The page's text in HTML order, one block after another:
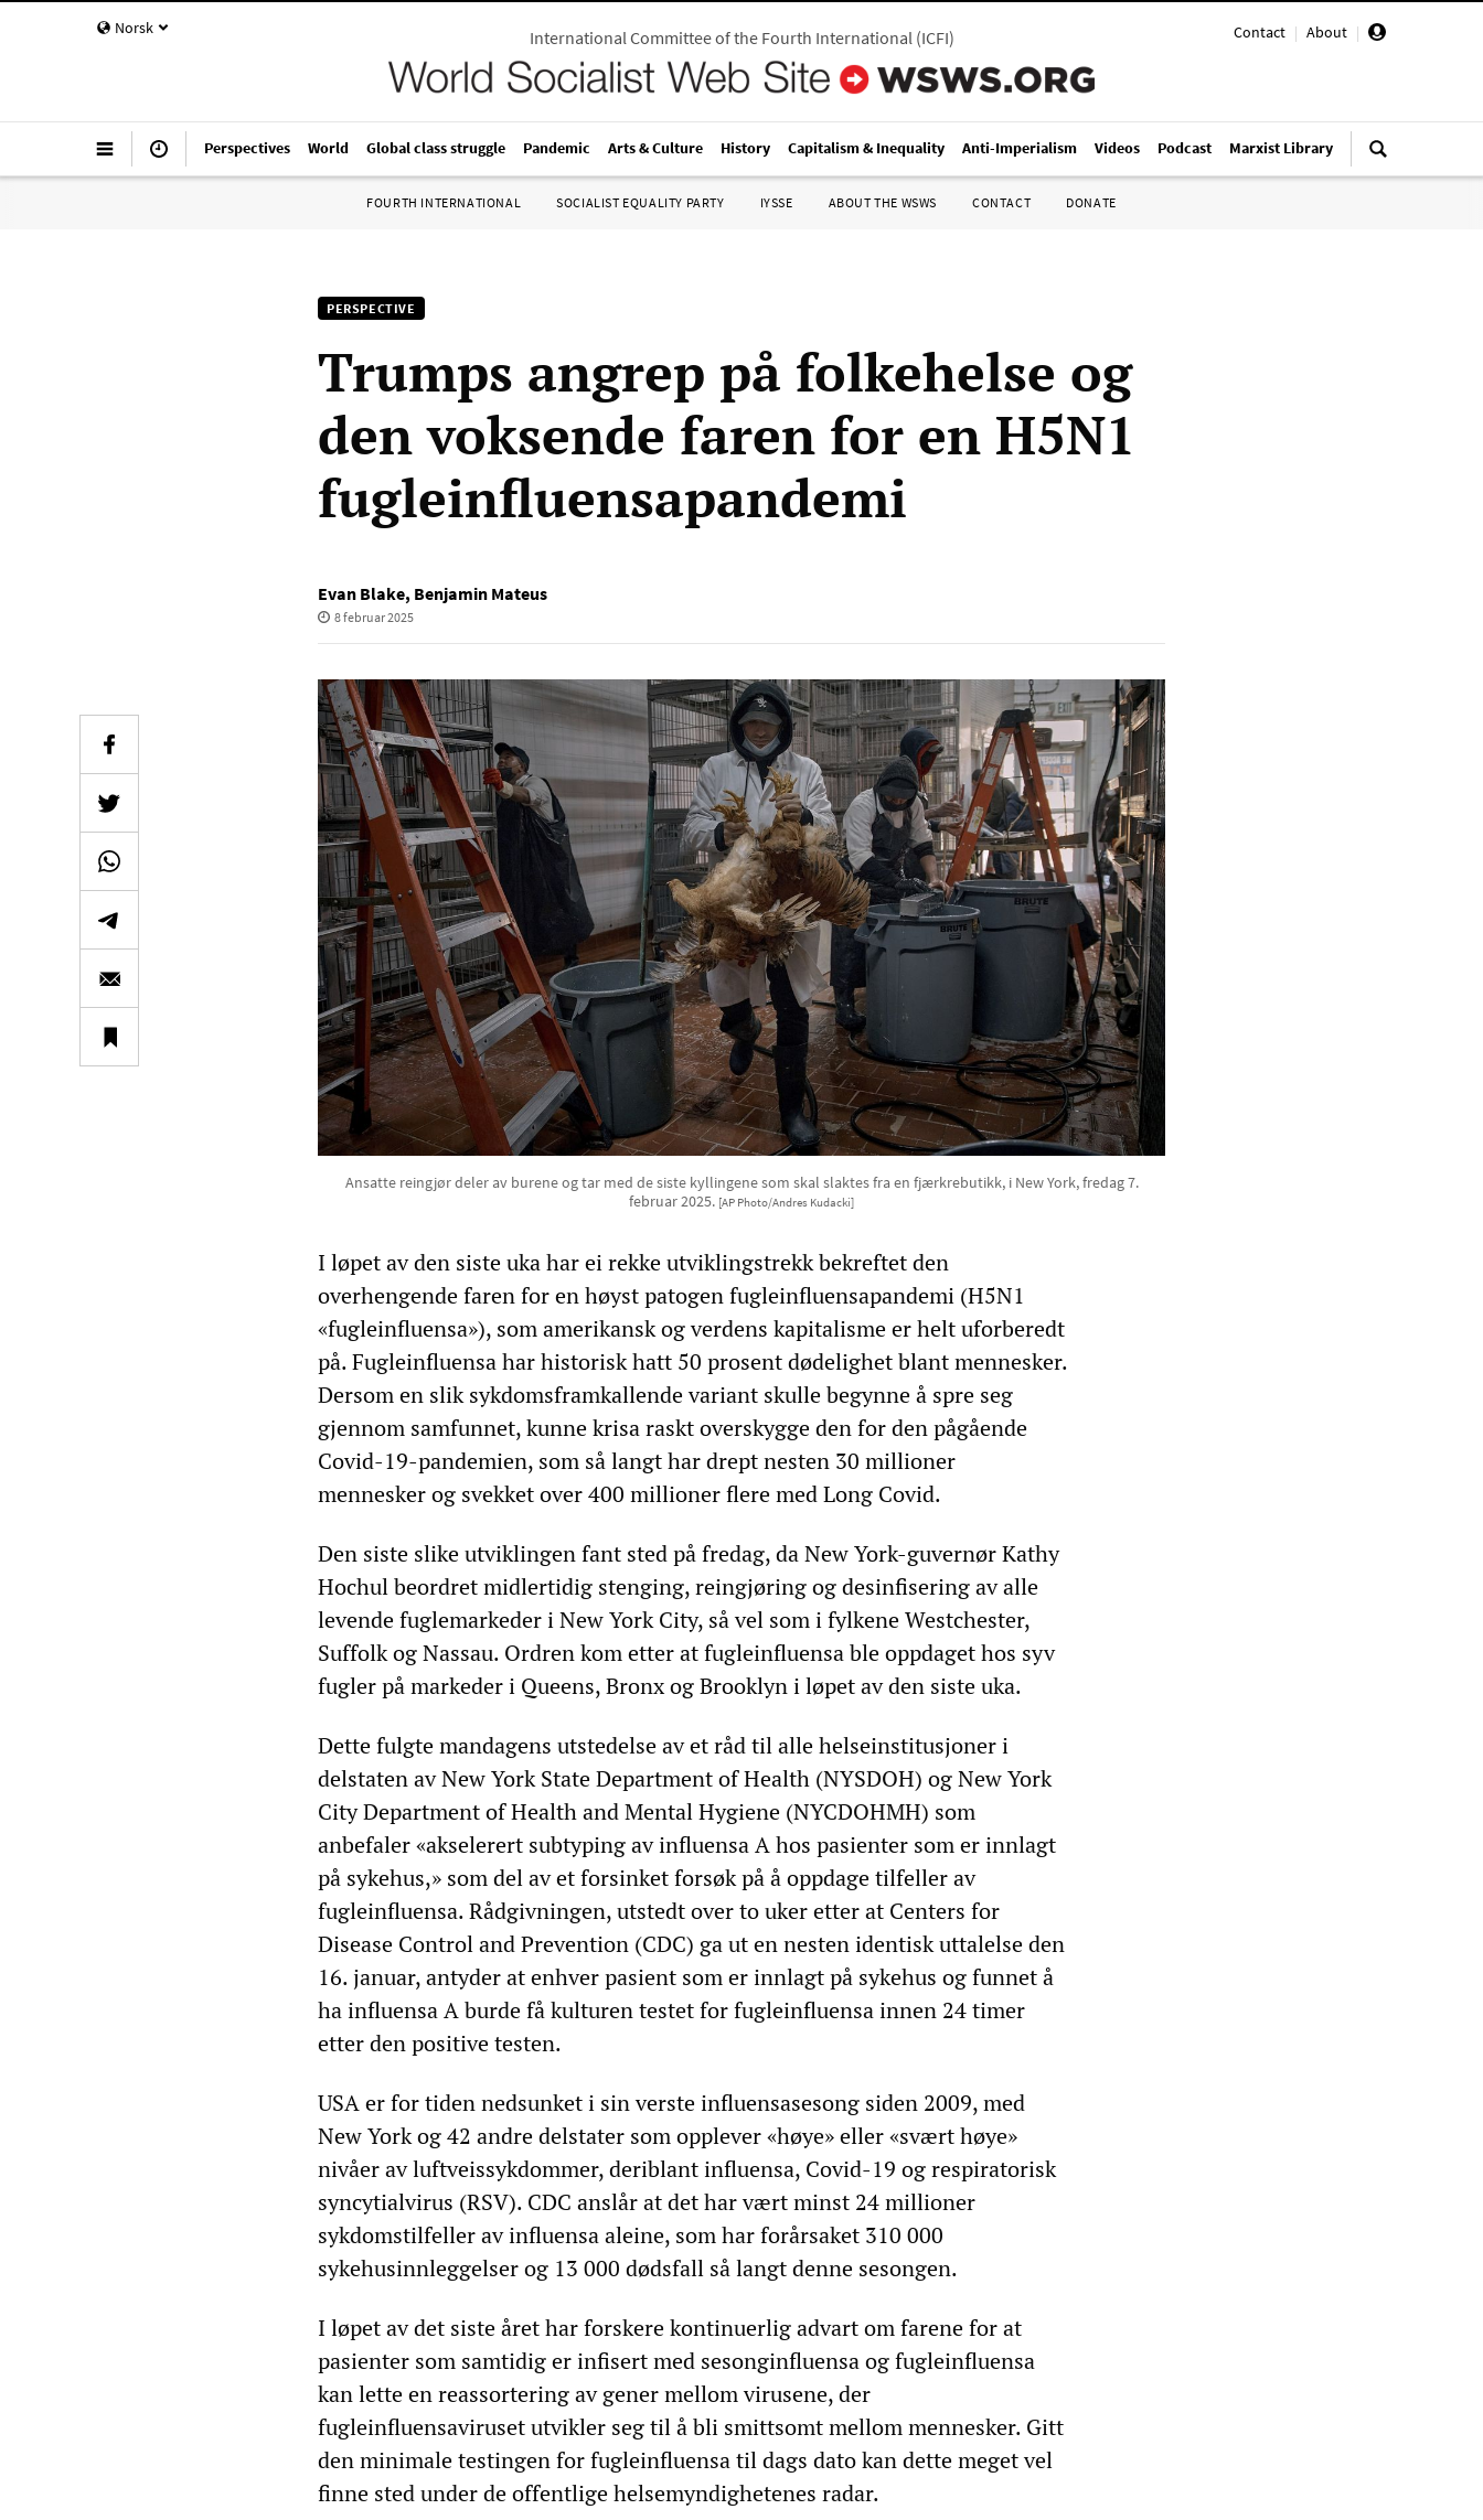
Norsk Contact | About |
International Committee of the Fourth International(ICFI)
Perspectives World Global class struggle Pandemic Arts & Culture History Capitalism & Inequality Anti-Imperialism Videos Podcast Marxist Library
FOURTH INTERNATIONAL SOCIALIST EQUALITY PARTY IYSSE ABOUT THE WSWS CONTACT DONATE
PERSPECTIVE
Trumps angrep på folkehelse og
den voksende faren for en H5N1
fugleinfluensapandemi
Evan Blake, Benjamin Mateus
8 februar 2025
Ansatte reingjør deler av burene og tar med de siste kyllingene som skal slaktes fra en fjærkrebutikk, i New York, fredag 7.
februar 2025. [AP Photo/Andres Kudacki]
I løpet av den siste uka har ei rekke utviklingstrekk bekreftet den
overhengende faren for en høyst patogen fugleinfluensapandemi (H5N1
«fugleinfluensa»), som amerikansk og verdens kapitalisme er helt uforberedt
på. Fugleinfluensa har historisk hatt 50 prosent dødelighet blant mennesker.
Dersom en slik sykdomsframkallende variant skulle begynne å spre seg
gjennom samfunnet, kunne krisa raskt overskygge den for den pågående
Covid-19-pandemien, som så langt har drept nesten 30 millioner
mennesker og svekket over 400 millioner flere med Long Covid.
Den siste slike utviklingen fant sted på fredag, da New York-guvernør Kathy
Hochul beordret midlertidig stenging, reingjøring og desinfisering av alle
levende fuglemarkeder i New York City, så vel som i fylkene Westchester,
Suffolk og Nassau. Ordren kom etter at fugleinfluensa ble oppdaget hos syv
fugler på markeder i Queens, Bronx og Brooklyn i løpet av den siste uka.
Dette fulgte mandagens utstedelse av et råd til alle helseinstitusjoner i
delstaten av New York State Department of Health (NYSDOH) og New York
City Department of Health and Mental Hygiene (NYCDOHMH) som
anbefaler «akselerert subtyping av influensa A hos pasienter som er innlagt
på sykehus,» som del av et forsinket forsøk på å oppdage tilfeller av
fugleinfluensa. Rådgivningen, utstedt over to uker etter at Centers for
Disease Control and Prevention (CDC) ga ut en nesten identisk uttalelse den
16. januar, antyder at enhver pasient som er innlagt på sykehus og funnet å
ha influensa A burde få kulturen testet for fugleinfluensa innen 24 timer
etter den positive testen.
USA er for tiden nedsunket i sin verste influensasesong siden 2009, med
New York og 42 andre delstater som opplever «høye» eller «svært høye»
nivåer av luftveissykdommer, deriblant influensa, Covid-19 og respiratorisk
syncytialvirus (RSV). CDC anslår at det har vært minst 24 millioner
sykdomstilfeller av influensa aleine, som har forårsaket 310 000
sykehusinnleggelser og 13 000 dødsfall så langt denne sesongen.
I løpet av det siste året har forskere kontinuerlig advart om farene for at
pasienter som samtidig er infisert med sesonginfluensa og fugleinfluensa
kan lette en reassortering av gener mellom virusene, der
fugleinfluensaviruset utvikler seg til å bli smittsomt mellom mennesker. Gitt
den minimale testingen for fugleinfluensa til dags dato kan dette meget vel
finne sted under de offentlige helsemyndighetenes radar.